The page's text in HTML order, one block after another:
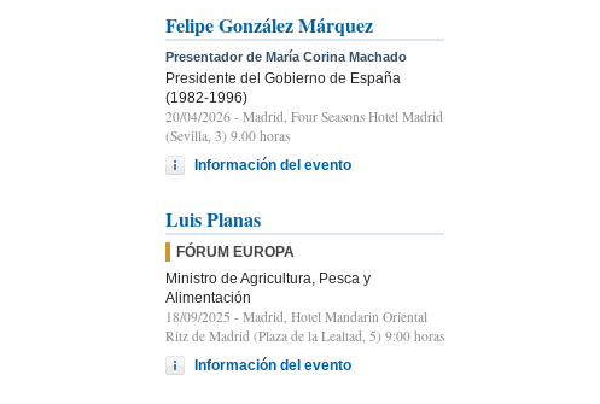
Felipe González Márquez
Presentador de María Corina Machado
Presidente del Gobierno de España
(1982-1996)
20/04/2026 - Madrid, Four Seasons Hotel Madrid
(Sevilla, 3) 9.00 horas
Información del evento
Luis Planas
FÓRUM EUROPA
Ministro de Agricultura, Pesca y
Alimentación
18/09/2025 - Madrid, Hotel Mandarin Oriental
Ritz de Madrid (Plaza de la Lealtad, 5) 9:00 horas
Información del evento